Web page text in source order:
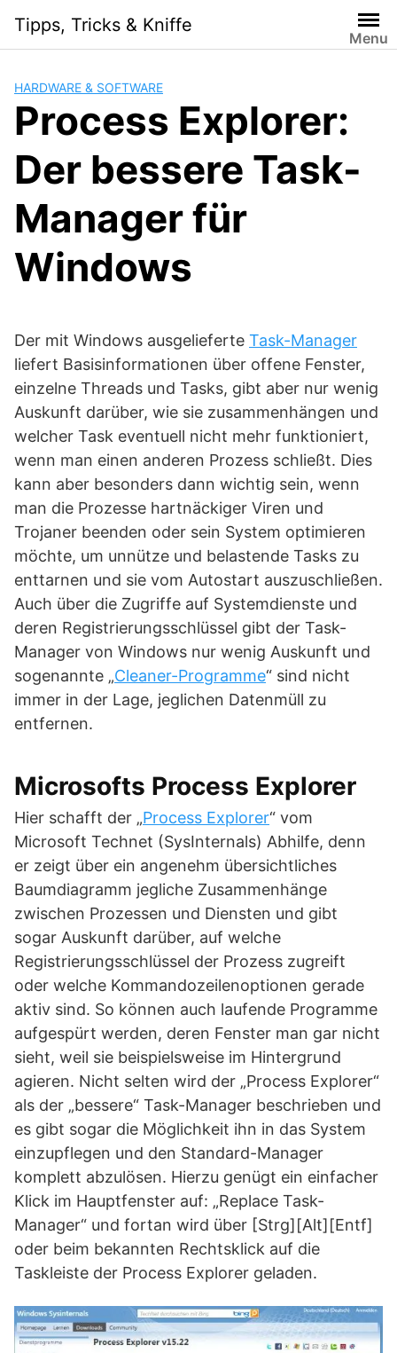
content
Tipps, Tricks & Kniffe
Menu
HARDWARE & SOFTWARE
Process Explorer:
Der bessere Task-
Manager für
Windows
Der mit Windows ausgelieferte Task-Manager
liefert Basisinformationen über offene Fenster,
einzelne Threads und Tasks, gibt aber nur wenig
Auskunft darüber, wie sie zusammenhängen und
welcher Task eventuell nicht mehr funktioniert,
wenn man einen anderen Prozess schließt. Dies
kann aber besonders dann wichtig sein, wenn
man die Prozesse hartnäckiger Viren und
Trojaner beenden oder sein System optimieren
möchte, um unnütze und belastende Tasks zu
enttarnen und sie vom Autostart auszuschließen.
Auch über die Zugriffe auf Systemdienste und
deren Registrierungsschlüssel gibt der Task-
Manager von Windows nur wenig Auskunft und
sogenannte „Cleaner-Programme“ sind nicht
immer in der Lage, jeglichen Datenmüll zu
entfernen.
Microsofts Process Explorer
Hier schafft der „Process Explorer“ vom
Microsoft Technet (SysInternals) Abhilfe, denn
er zeigt über ein angenehm übersichtliches
Baumdiagramm jegliche Zusammenhänge
zwischen Prozessen und Diensten und gibt
sogar Auskunft darüber, auf welche
Registrierungsschlüssel der Prozess zugreift
oder welche Kommandozeilenoptionen gerade
aktiv sind. So können auch laufende Programme
aufgespürt werden, deren Fenster man gar nicht
sieht, weil sie beispielsweise im Hintergrund
agieren. Nicht selten wird der „Process Explorer“
als der „bessere“ Task-Manager beschrieben und
es gibt sogar die Möglichkeit ihn in das System
einzupflegen und den Standard-Manager
komplett abzulösen. Hierzu genügt ein einfacher
Klick im Hauptfenster auf: „Replace Task-
Manager“ und fortan wird über [Strg][Alt][Entf]
oder beim bekannten Rechtsklick auf die
Taskleiste der Process Explorer geladen.